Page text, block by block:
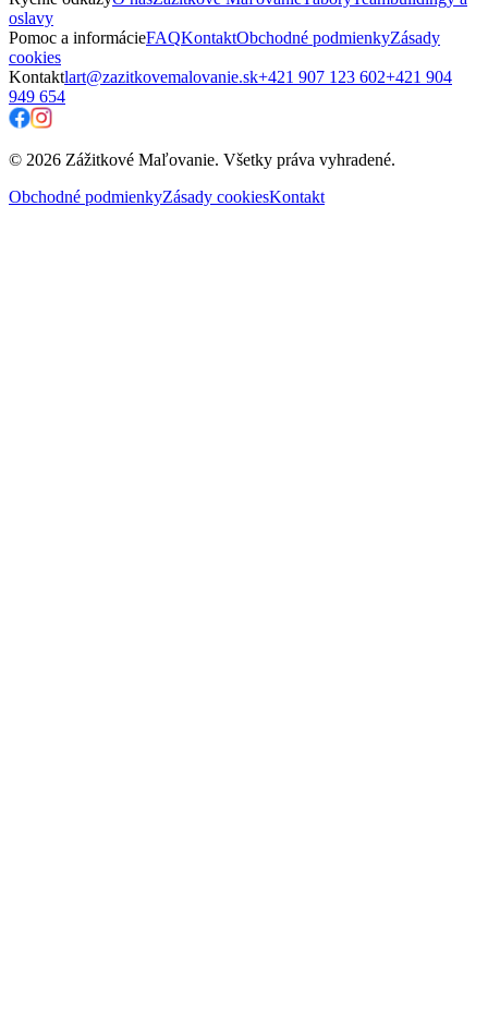
oslavy
Pomoc a informácieFAQKontaktObchodné podmienkyZásady
cookies
Kontaktlart@zazitkovemalovanie.sk+421 907 123 602+421 904
949 654
© 2026 Zážitkové Maľovanie. Všetky práva vyhradené.
Obchodné podmienkyZásady cookiesKontakt